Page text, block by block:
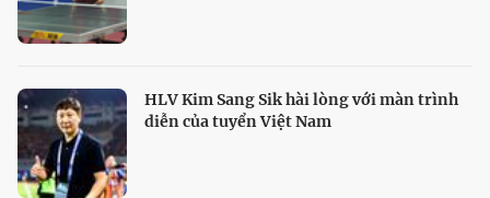
HLV Kim Sang Sik hài lòng với màn trình
diễn của tuyển Việt Nam